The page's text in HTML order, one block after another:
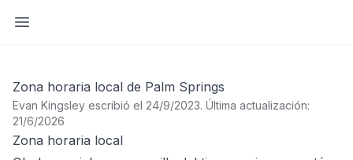
Abrir barra lateral
Zona horaria local de Palm Springs
Evan Kingsley escribió el 24/9/2023. Última actualización:
21/6/2026
Zona horaria local